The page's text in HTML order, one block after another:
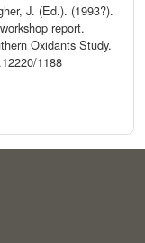
J. (Ed.). (1993?).
report.
Oxidants Study.
1188